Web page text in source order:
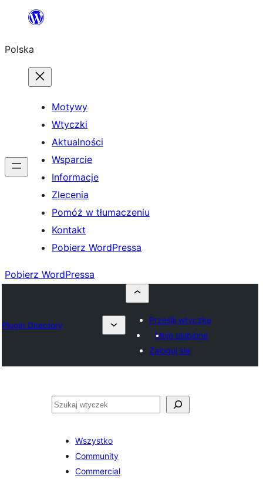
Przejdź
treści
Polska
Motywy
Wtyczki
Aktualności
Wsparcie
Informacje
Zlecenia
Pomóż w tłumaczeniu
Kontakt
Pobierz WordPressa
Pobierz WordPressa
Plugin Directory
Prześlij wtyczkę
Moje ulubione
Zaloguj się
Szukaj
Wszystko
Community
Commercial